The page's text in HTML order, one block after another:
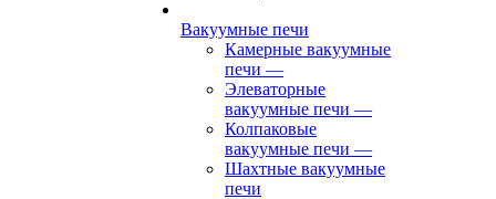
Вакуумные печи
Камерные вакуумные
печи —
Элеваторные
вакуумные печи —
Колпаковые
вакуумные печи —
Шахтные вакуумные
печи